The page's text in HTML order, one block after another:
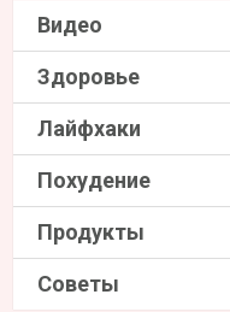
Видео
Здоровье
Лайфхаки
Похудение
Продукты
Советы